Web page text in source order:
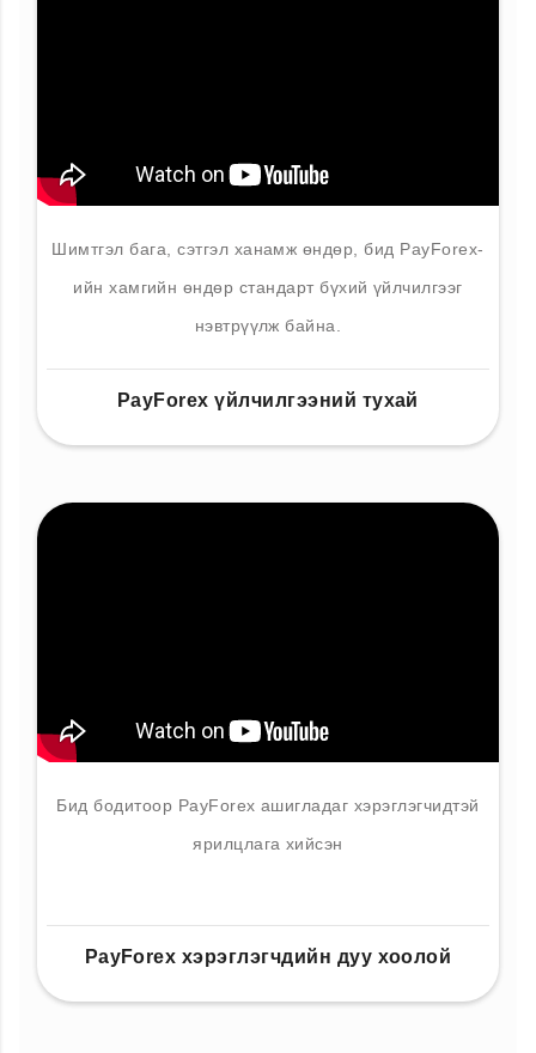
Шимтгэл бага, сэтгэл ханамж өндөр, бид PayForex-
ийн хамгийн өндөр стандарт бүхий үйлчилгээг
нэвтрүүлж байна.
PayForex үйлчилгээний тухай
Бид бодитоор PayForex ашигладаг хэрэглэгчидтэй
ярилцлага хийсэн
PayForex хэрэглэгчдийн дуу хоолой